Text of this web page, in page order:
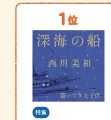
特集